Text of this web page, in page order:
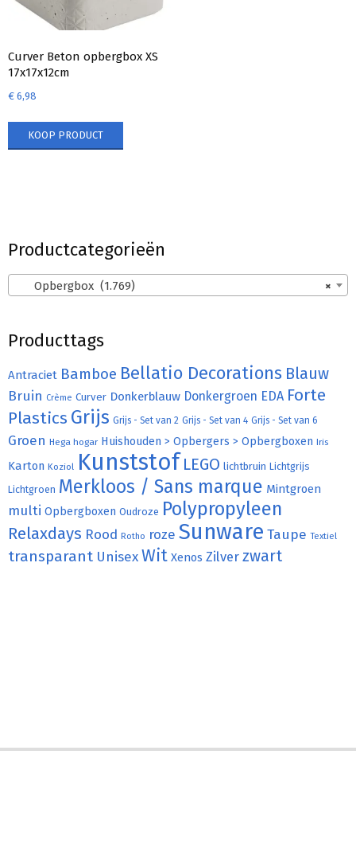
Curver Beton opbergbox XS
17x17x12cm
€ 6,98
KOOP PRODUCT
Productcategorieën
×
Opbergbox (1.769)
Producttags
Antraciet Bamboe Bellatio Decorations Blauw
Bruin Crème Curver Donkerblauw Donkergroen EDA Forte
Plastics Grijs Grijs - Set van 2 Grijs - Set van 4 Grijs - Set van 6
Groen Hega hogar Huishouden > Opbergers > Opbergboxen Iris
Karton Koziol Kunststof LEGO lichtbruin Lichtgrijs
Lichtgroen Merkloos / Sans marque Mintgroen
multi Opbergboxen Oudroze Polypropyleen
Relaxdays Rood Rotho roze Sunware Taupe Textiel
transparant UnisexWit Xenos Zilver zwart